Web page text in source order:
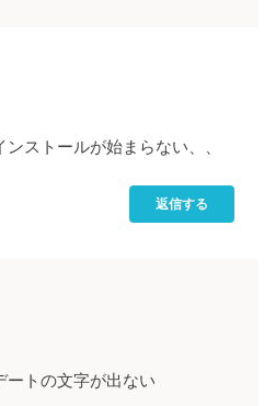
ストールが始まらない、、
返信する
ートの文字が出ない